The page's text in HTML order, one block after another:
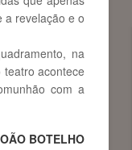
a revelação e o
na
acontece
com a
BOTELHO